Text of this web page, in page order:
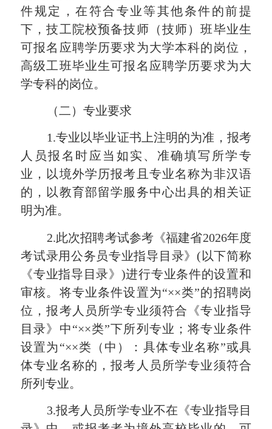
件规定，在符合专业等其他条件的前提
下，技工院校预备技师（技师）班毕业生
可报名应聘学历要求为大学本科的岗位，
高级工班毕业生可报名应聘学历要求为大
学专科的岗位。
（二）专业要求
1.专业以毕业证书上注明的为准，报考
人员报名时应当如实、准确填写所学专
业，以境外学历报考且专业名称为非汉语
的，以教育部留学服务中心出具的相关证
明为准。
2.此次招聘考试参考《福建省2026年度
考试录用公务员专业指导目录》(以下简称
《专业指导目录》)进行专业条件的设置和
审核。将专业条件设置为“××类”的招聘岗
位，报考人员所学专业须符合《专业指导
目录》中“××类”下所列专业；将专业条件
设置为“××类（中）：具体专业名称”或具
体专业名称的，报考人员所学专业须符合
所列专业。
3.报考人员所学专业不在《专业指导目